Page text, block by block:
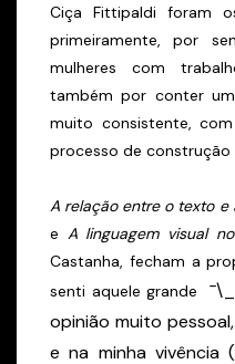
Ciça Fittipaldi foram
primeiramente, por
mulheres com
também por conter
muito consistente,
processo de construção
A relação entre o texto e
e A linguagem visual
Castanha, fecham a
senti aquele grande
opinião muito
e na minha vivência